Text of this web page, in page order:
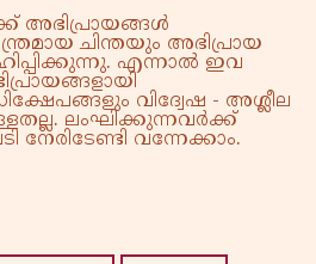
അഭിപ്രായങ്ങൾ
ചിന്തയും അഭിപ്രായ
എന്നാൽ ഇവ
വിദ്വേഷ - അശ്ലീല
ലംഘിക്കുന്നവർക്ക്
വന്നേക്കാം.